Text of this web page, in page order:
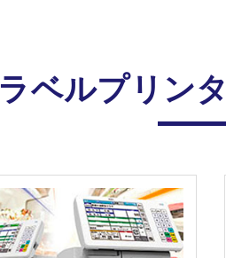
ラベルプリン